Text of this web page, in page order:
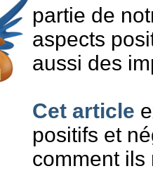
partie de
aspects
aussi des
Cet article
positifs et
comment ils